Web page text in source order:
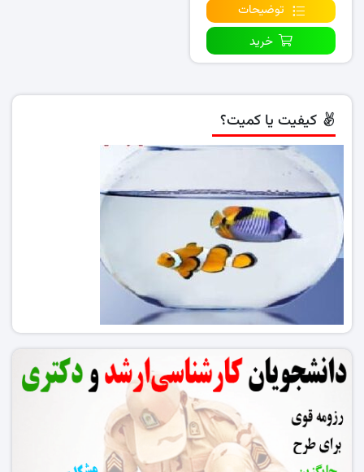
توضیحات
خرید
کیفیت یا کمیت؟